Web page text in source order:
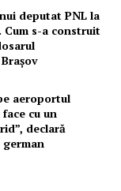
deputat PNL la
s-a construit
aeroportul
cu un
declară